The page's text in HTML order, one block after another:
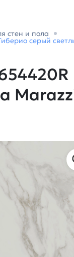
стен и пола
серый